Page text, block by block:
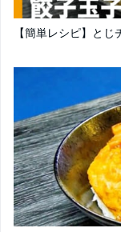
【簡単レシピ】と